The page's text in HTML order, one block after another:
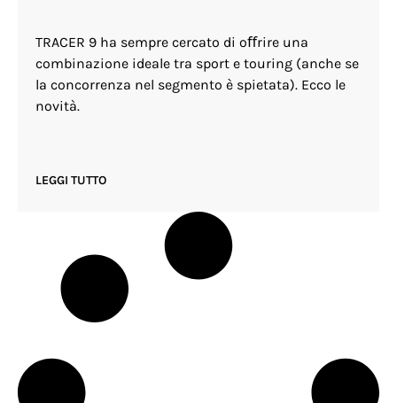
TRACER 9 ha sempre cercato di oﬀrire una
combinazione ideale tra sport e touring (anche se
la concorrenza nel segmento è spietata). Ecco le
novità.
LEGGI TUTTO